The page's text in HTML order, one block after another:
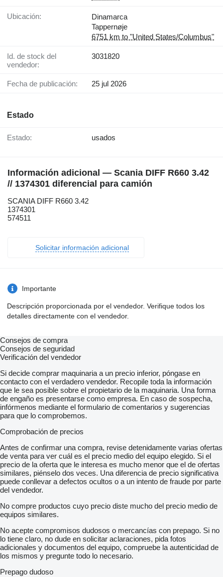
Ubicación:
Dinamarca
Tappernøje
6751 km to "United States/Columbus"
Id. de stock del
vendedor:
3031820
Fecha de publicación: 25 jul 2026
Estado
Estado: usados
Información adicional — Scania DIFF R660 3.42
// 1374301 diferencial para camión
SCANIA DIFF R660 3.42
1374301
574511
Solicitar información adicional
Importante
Descripción proporcionada por el vendedor. Verifique todos los
detalles directamente con el vendedor.
Consejos de compra
Consejos de seguridad
Verificación del vendedor
Si decide comprar maquinaria a un precio inferior, póngase en
contacto con el verdadero vendedor. Recopile toda la información
que le sea posible sobre el propietario de la maquinaria. Una forma
de engaño es presentarse como empresa. En caso de sospecha,
infórmenos mediante el formulario de comentarios y sugerencias
para que lo comprobemos.
Comprobación de precios
Antes de confirmar una compra, revise detenidamente varias ofertas
de venta para ver cuál es el precio medio del equipo elegido. Si el
precio de la oferta que le interesa es mucho menor que el de ofertas
similares, piénselo dos veces. Una diferencia de precio significativa
puede conllevar a defectos ocultos o a un intento de fraude por parte
del vendedor.
No compre productos cuyo precio diste mucho del precio medio de
equipos similares.
No acepte compromisos dudosos o mercancías con prepago. Si no
lo tiene claro, no dude en solicitar aclaraciones, pida fotos
adicionales y documentos del equipo, compruebe la autenticidad de
los mismos y pregunte todo lo necesario.
Prepago dudoso